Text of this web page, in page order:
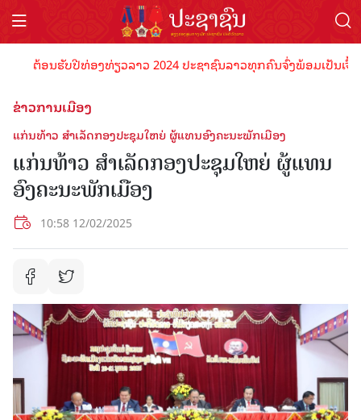
ຕ້ອນຮັບປີທ່ອງທ່ຽວລາວ 2024 ປະຊາຊົນລາວທຸກຄົນຈົ່ງພ້ອມເປັນເຈົ້
ຂ່າວການເມືອງ
ແກ່ນທ້າວ ສໍາເລັດກອງປະຊຸມໃຫຍ່ ຜູ້ແທນອົງຄະນະພັກເມືອງ
ແກ່ນທ້າວ ສໍາເລັດກອງປະຊຸມໃຫຍ່ ຜູ້ແທນ
ອົງຄະນະພັກເມືອງ
10:58 12/02/2025